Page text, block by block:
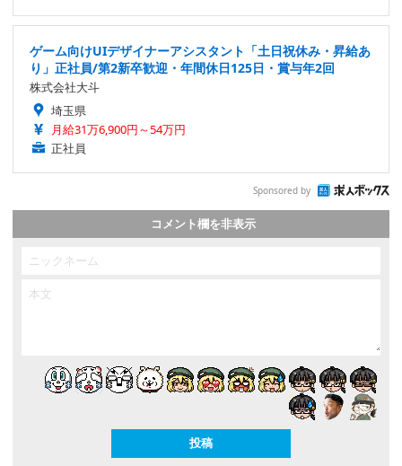
ゲーム向けUIデザイナーアシスタント「土日祝休み・昇給あ
り」正社員/第2新卒歓迎・年間休日125日・賞与年2回
株式会社大斗
埼玉県
月給31万6,900円～54万円
正社員
Sponsored by
コメント欄を非表示